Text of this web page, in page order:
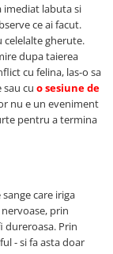
imediat labuta si
ce ai facut.
celelalte gherute.
dupa taierea
cu felina, las-o sa
sau cu o sesiune de
nu e un eveniment
pentru a termina
care iriga
prin
dureroasa. Prin
- si fa asta doar